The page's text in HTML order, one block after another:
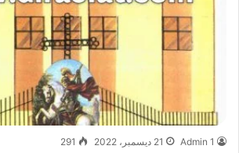
Admin 1 21 ديسمبر، 2022 291